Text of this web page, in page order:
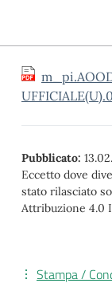
Pubblicato:
Eccetto dove
stato rilasciato
Attribuzione 4.0
Stampa /